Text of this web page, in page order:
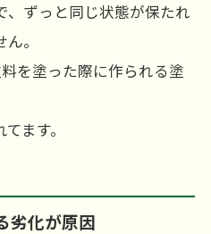
、ずっと同じ状態が保たれ
。
を塗った際に作られる塗
ます。
劣化が原因